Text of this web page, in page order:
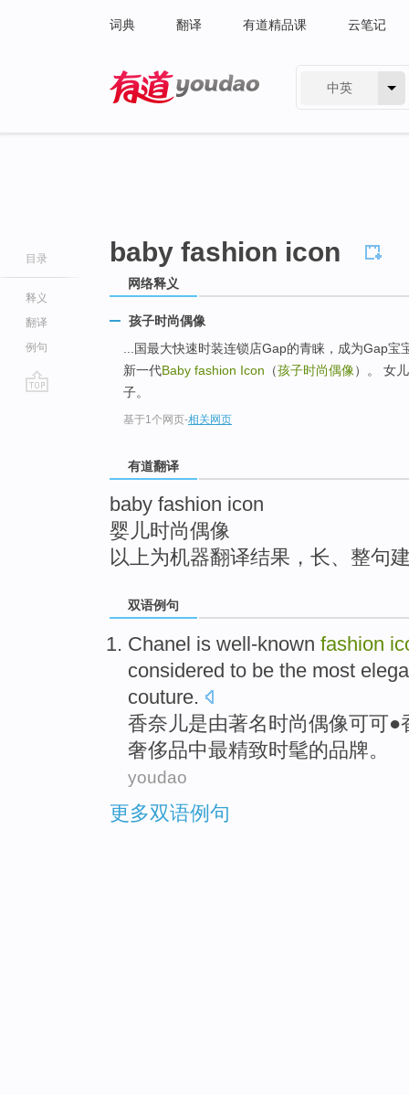
词典 翻译 有道精品课 云笔记
中英
目录
释义
翻译
例句
baby fashion icon
网络释义
孩子时尚偶像
...国最大快速时装连锁店Gap的青睐，成为Gap
新一代Baby fashion Icon （孩子时尚偶像）。 女
子。
基于1个网页-相关网页
有道翻译
baby fashion icon
婴儿时尚偶像
以上为机器翻译结果，长、整句
双语例句
Chanel is well-known fashion
considered to be the most
couture.
香奈儿是由著名时尚偶像可可●
奢侈品中最精致时髦的品牌。
youdao
更多双语例句